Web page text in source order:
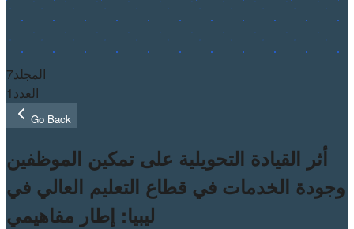
7المجلد
1العدد
Go Back
أثر القيادة التحويلية على تمكين الموظفين
وجودة الخدمات في قطاع التعليم العالي في
ليبيا: إطار مفاهيمي